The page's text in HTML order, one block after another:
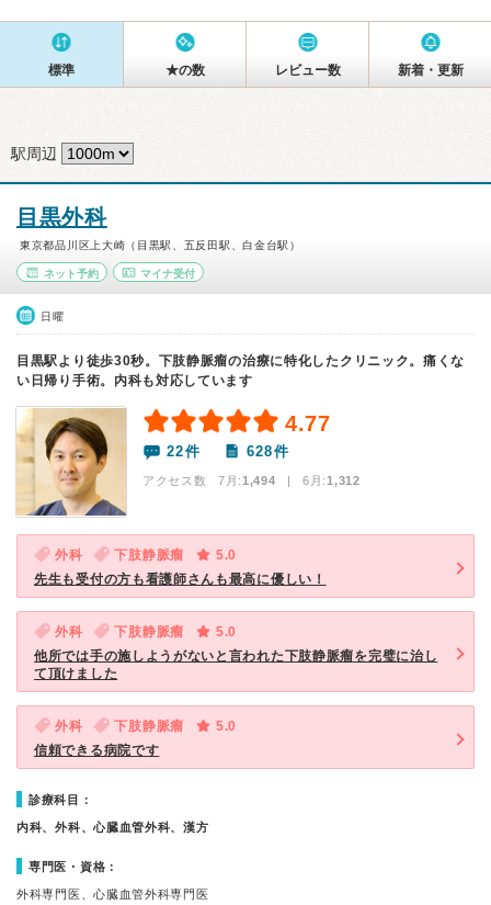
標準 ★の数 レビュー数 新着・更新
駅周辺
目黒外科
東京都品川区上大崎（目黒駅、五反田駅、白金台駅）
ネット予約 マイナ受付
日曜
目黒駅より徒歩30秒。下肢静脈瘤の治療に特化したクリニック。痛くな
い日帰り手術。内科も対応しています
4.77
22件 628件
アクセス数 7月:1,494 | 6月:1,312
外科 下肢静脈瘤
5.0
先生も受付の方も看護師さんも最高に優しい！
外科 下肢静脈瘤
5.0
他所では手の施しようがないと言われた下肢静脈瘤を完璧に治し
て頂けました
外科 下肢静脈瘤
5.0
信頼できる病院です
診療科目：
内科、外科、心臓血管外科、漢方
専門医・資格：
外科専門医、心臓血管外科専門医